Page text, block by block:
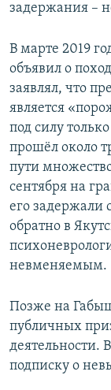
задержания –
В марте 2019
объявил о
заявлял, что
является
под силу
прошёл около
пути
сентября на
его задержали
обратно в
невменяемым.
Позже на
публичных
деятельности.
подписку о